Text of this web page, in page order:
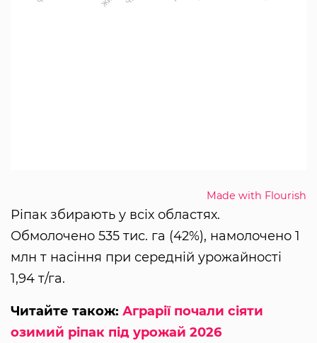
Made with Flourish
Ріпак збирають у всіх областях.
Обмолочено 535 тис. га (42%), намолочено 1
млн т насіння при середній урожайності
1,94 т/га.
Читайте також: Аграрії почали сіяти
озимий ріпак під урожай 2026